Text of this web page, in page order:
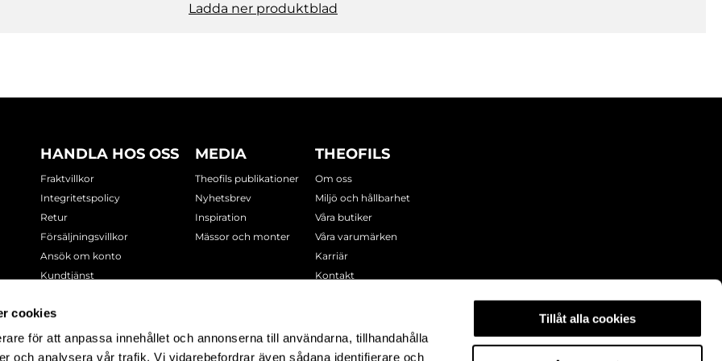
cookies
för att anpassa innehållet och annonserna till användarna, tillhandahålla
och analysera vår trafik. Vi vidarebefordrar även sådana identifierare och
Tillåt alla cookies
Ladda ner produktblad
HANDLA HOS OSS
Fraktvillkor
Integritetspolicy
Retur
Försäljningsvillkor
Ansök om konto
Kundtjänst
MEDIA
Theofils publikationer
Nyhetsbrev
Inspiration
Mässor och monter
THEOFILS
Om oss
Miljö och hållbarhet
Våra butiker
Våra varumärken
Karriär
Kontakt